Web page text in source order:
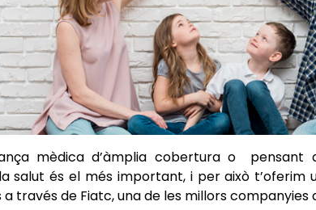
mèdica d’àmplia cobertura o pensant
salut és el més important, i per això
través de Fiatc, una de les millors